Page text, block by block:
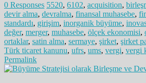
0 Responses 5520, 6102, acquisition,
devir alma, devralma, finansal muhasebe,
standardı, girişim, inorganik büyüme,
değer, merger, muhasebe, ölçek ekonomisi,
ortaklar, satin alma, sermaye, şirket, şirket
Türk ticaret kanunu, ufrs, ums, vergi, vergi
Permalink